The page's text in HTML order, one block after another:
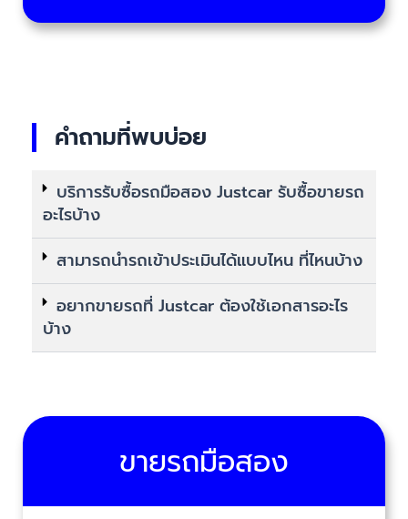
คำถามที่พบบ่อย
บริการรับซื้อรถมือสอง Justcar รับซื้อขายรถ
อะไรบ้าง
สามารถนำรถเข้าประเมินได้แบบไหน ที่ไหนบ้าง
อยากขายรถที่ Justcar ต้องใช้เอกสารอะไร
บ้าง
ขายรถมือสอง